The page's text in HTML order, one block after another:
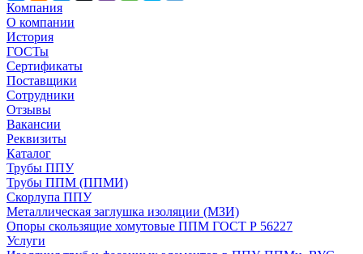
Компания
О компании
История
ГОСТы
Сертификаты
Поставщики
Сотрудники
Отзывы
Вакансии
Реквизиты
Каталог
Трубы ППУ
Трубы ППМ (ППМИ)
Скорлупа ППУ
Металлическая заглушка изоляции (МЗИ)
Опоры скользящие хомутовые ППМ ГОСТ Р 56227
Услуги